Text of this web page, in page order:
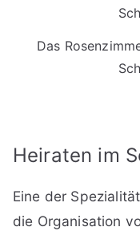
Das
Heiraten im
Eine der
die Organisation